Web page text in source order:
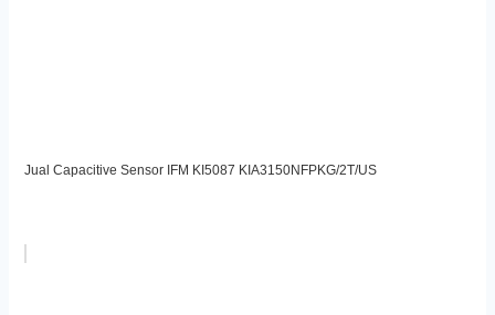
Jual Capacitive Sensor IFM KI5087 KIA3150NFPKG/2T/US